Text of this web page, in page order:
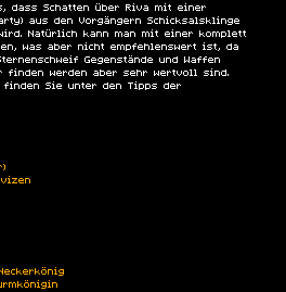
dass Schatten über Riva mit einer
aus den Vorgängern Schicksalsklinge
Natürlich kann man mit einer komplett
was aber nicht empfehlenswert ist, da
Gegenstände und Waffen
finden werden aber sehr wertvoll sind.
Sie unter den Tipps der